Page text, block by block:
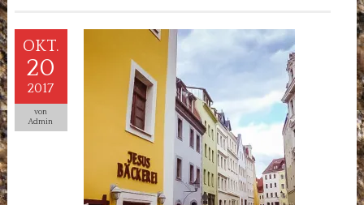
OKT.
20
2017
von
Admin